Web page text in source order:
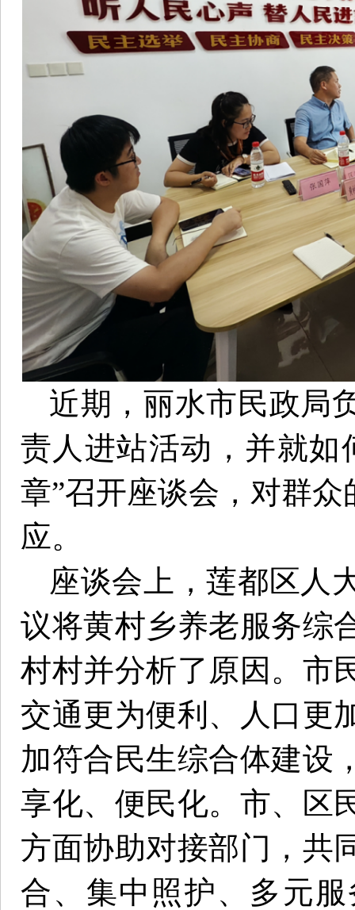
近期，丽水市民政局
责人进站活动，并就如
章”召开座谈会，对群
应。
座谈会上，莲都区人
议将黄村乡养老服务综
村村并分析了原因。市
交通更为便利、人口更
加符合民生综合体建设
享化、便民化。市、区
方面协助对接部门，共
合、集中照护、多元